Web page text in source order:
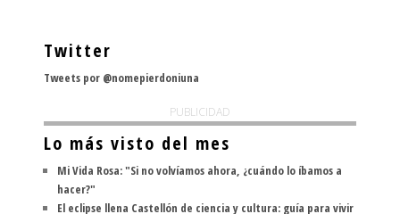
Twitter
Tweets por @nomepierdoniuna
PUBLICIDAD
Lo más visto del mes
Mi Vida Rosa: "Si no volvíamos ahora, ¿cuándo lo íbamos a
hacer?"
El eclipse llena Castellón de ciencia y cultura: guía para vivir